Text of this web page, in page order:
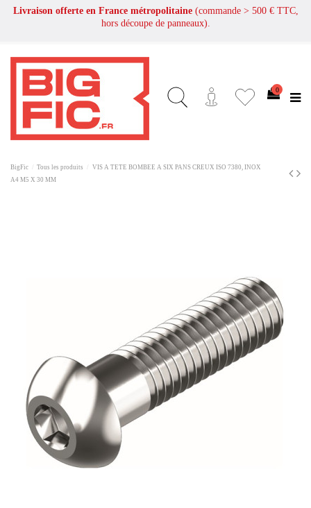
Livraison offerte en France métropolitaine (commande > 500 € TTC,
hors découpe de panneaux).
0
BigFic Tous les produits
VIS A TETE BOMBEE A SIX PANS CREUX ISO 7380, INOX
A4 M5 X 30 MM